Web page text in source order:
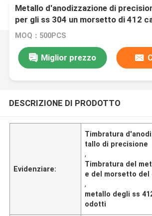
Metallo d'anodizzazione di
per gli ss 304 un morsetto di 412
MOQ：500PCS
Miglior prezzo
DESCRIZIONE DI PRODOTTO
Evidenziare:
Timbratura
tallo di precisione
,
Timbratura del
e del morsetto del
,
metallo degli ss
odotti